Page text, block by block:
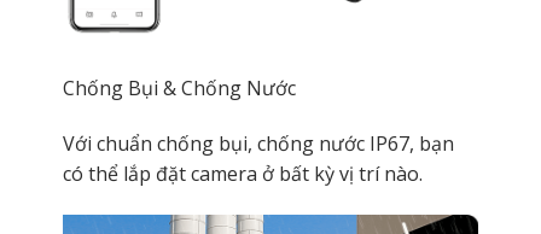
Chống Bụi & Chống Nước
Với chuẩn chống bụi, chống nước IP67, bạn
có thể lắp đặt camera ở bất kỳ vị trí nào.